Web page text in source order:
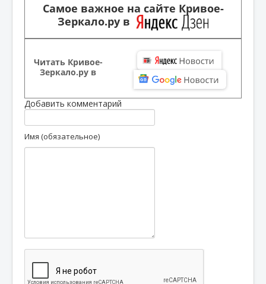
Самое важное на сайте Кривое-
Зеркало.ру в
Читать Кривое-
Зеркало.ру в
Добавить комментарий
Имя (обязательное)